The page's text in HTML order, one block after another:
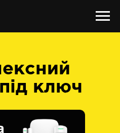
ключ